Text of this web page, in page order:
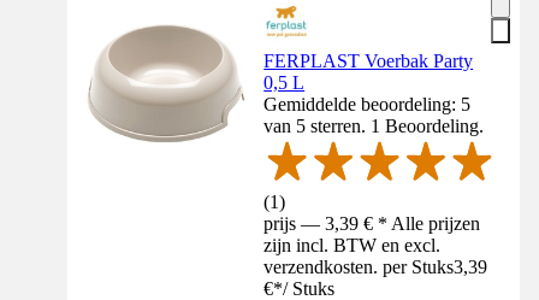
FERPLAST Voerbak Party
0,5 L
Gemiddelde beoordeling: 5
van 5 sterren. 1 Beoordeling.
(1)
prijs — 3,39 € * Alle prijzen
zijn incl. BTW en excl.
verzendkosten. per Stuks3,39
€*/ Stuks